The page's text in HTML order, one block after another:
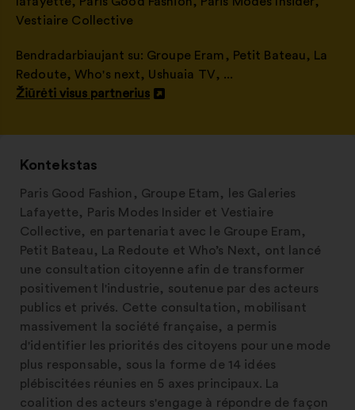
Vestiaire Collective
Bendradarbiaujant su: Groupe Eram , Petit Bateau, La
Redoute, Who's next, Ushuaia TV, ...
Žiūrėti visus partnerius
Atverti
Kontekstas
Paris Good Fashion, Groupe Etam, les Galeries
Lafayette, Paris Modes Insider et Vestiaire
Collective, en partenariat avec le Groupe Eram,
Petit Bateau, La Redoute et Who’s Next, ont lancé
une consultation citoyenne afin de transformer
positivement l'industrie, soutenue par des acteurs
publics et privés. Cette consultation, mobilisant
massivement la société française, a permis
d'identifier les priorités des citoyens pour une mode
plus responsable, sous la forme de 14 idées
plébiscitées réunies en 5 axes principaux. La
coalition des acteurs s'engage à répondre de façon